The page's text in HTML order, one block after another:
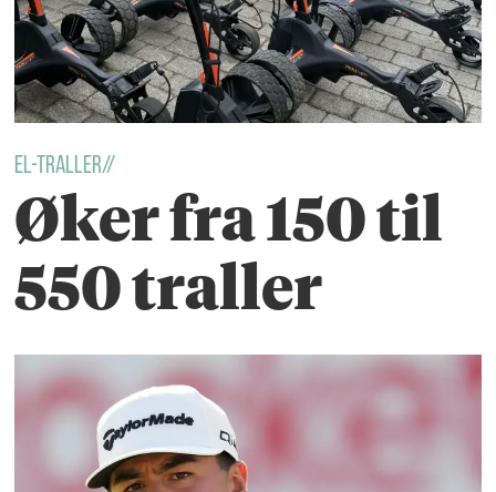
El-Traller//
Øker fra 150 til
550 traller